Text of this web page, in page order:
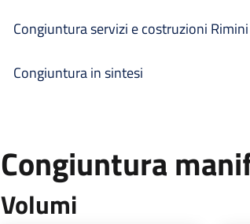
Congiuntura servizi e costruzioni Rimini
Congiuntura in sintesi
Congiuntura
Volumi